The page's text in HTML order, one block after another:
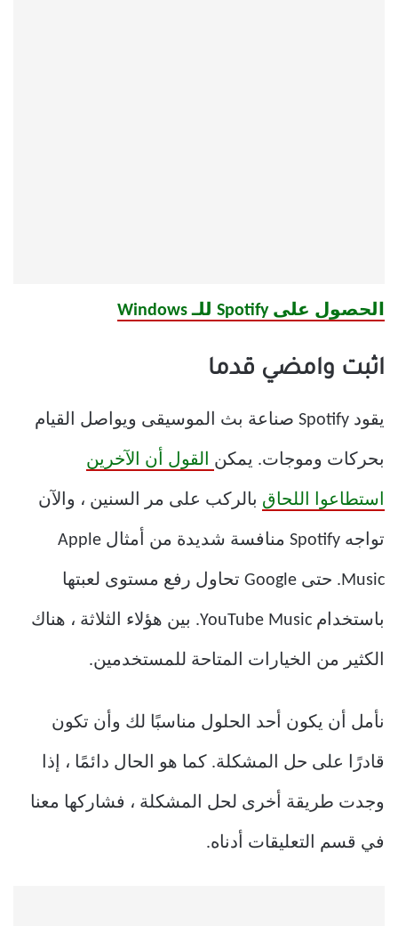
الحصول على Spotify للـ Windows
اثبت وامضي قدما
يقود Spotify صناعة بث الموسيقى ويواصل القيام
بحركات وموجات. يمكن القول أن الآخرين
استطاعوا اللحاق بالركب على مر السنين ، والآن
تواجه Spotify منافسة شديدة من أمثال Apple
Music. حتى Google تحاول رفع مستوى لعبتها
باستخدام YouTube Music. بين هؤلاء الثلاثة ، هناك
الكثير من الخيارات المتاحة للمستخدمين.
نأمل أن يكون أحد الحلول مناسبًا لك وأن تكون
قادرًا على حل المشكلة. كما هو الحال دائمًا ، إذا
وجدت طريقة أخرى لحل المشكلة ، فشاركها معنا
في قسم التعليقات أدناه.